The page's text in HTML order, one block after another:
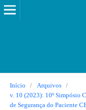
Início / Arquivos
/
v. 10 (2023): 10º Simpósio
de Segurança do Paciente